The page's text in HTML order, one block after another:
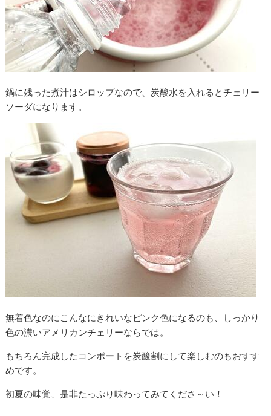
鍋に残った煮汁はシロップなので、炭酸水を入れるとチェリー
ソーダになります。
無着色なのにこんなにきれいなピンク色になるのも、しっかり
色の濃いアメリカンチェリーならでは。
もちろん完成したコンポートを炭酸割にして楽しむのもおすす
めです。
初夏の味覚、是非たっぷり味わってみてくださ～い！